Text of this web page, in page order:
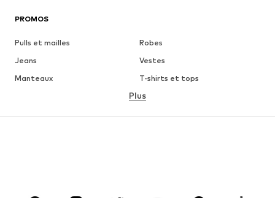
PROMOS
Pulls et mailles
Robes
Jeans
Vestes
Manteaux
T-shirts et tops
Lingerie
Plus